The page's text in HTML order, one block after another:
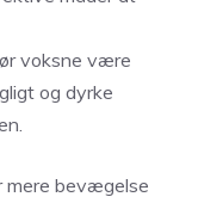
voksne være
og dyrke
mere bevægelse